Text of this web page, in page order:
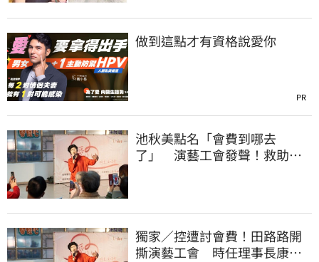
做到這點才有資格說愛你
PR
池秋美點名「會費到哪去
了」 演藝工會發聲！救助內
獨家／控遭討會費！田路路開
撕演藝工會 時任理事長康凱